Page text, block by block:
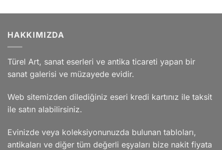
HAKKIMIZDA
Türel Art, sanat eserleri ve antika ticareti yapan bir
sanat galerisi ve müzayede evidir.
Web sitemizden dilediğiniz eseri kredi kartınız ile taksit
ile satın alabilirsiniz.
Evinizde veya koleksiyonunuzda bulunan tabloları,
antikaları ve diğer tüm değerli eşyaları bize nakit fiyata